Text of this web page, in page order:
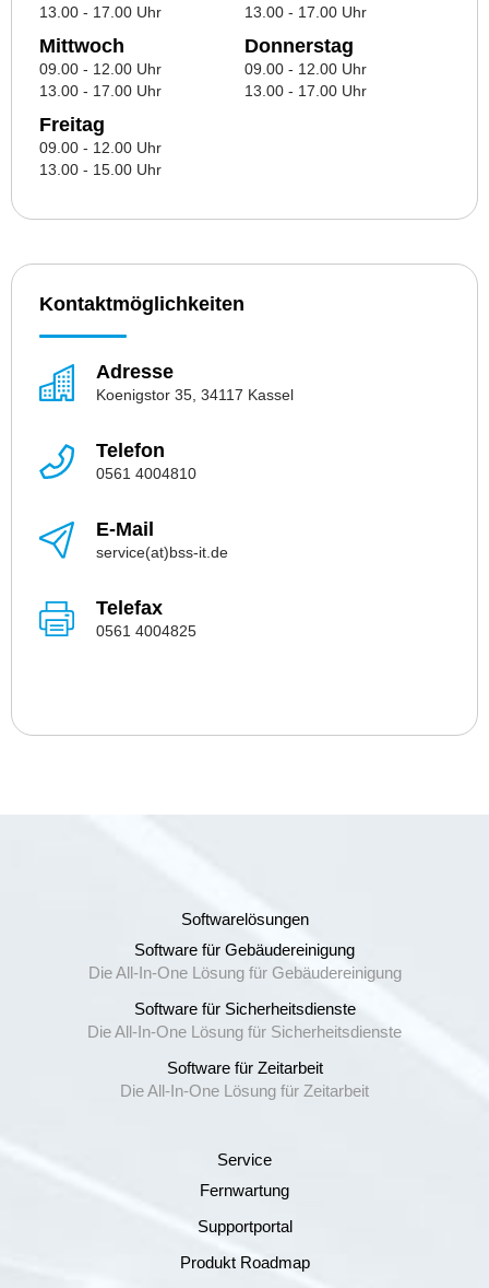
13.00 - 17.00 Uhr
13.00 - 17.00 Uhr
Mittwoch
09.00 - 12.00 Uhr
13.00 - 17.00 Uhr
Donnerstag
09.00 - 12.00 Uhr
13.00 - 17.00 Uhr
Freitag
09.00 - 12.00 Uhr
13.00 - 15.00 Uhr
Kontaktmöglichkeiten
Adresse
Koenigstor 35, 34117 Kassel
Telefon
0561 4004810
E-Mail
service(at)bss-it.de
Telefax
0561 4004825
Softwarelösungen
Software für Gebäudereinigung
Die All-In-One Lösung für Gebäudereinigung
Software für Sicherheitsdienste
Die All-In-One Lösung für Sicherheitsdienste
Software für Zeitarbeit
Die All-In-One Lösung für Zeitarbeit
Service
Fernwartung
Supportportal
Produkt Roadmap